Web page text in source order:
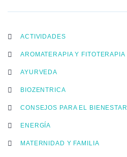
ACTIVIDADES
AROMATERAPIA Y FITOTERAPIA
AYURVEDA
BIOZENTRICA
CONSEJOS PARA EL BIENESTAR
ENERGÍA
MATERNIDAD Y FAMILIA